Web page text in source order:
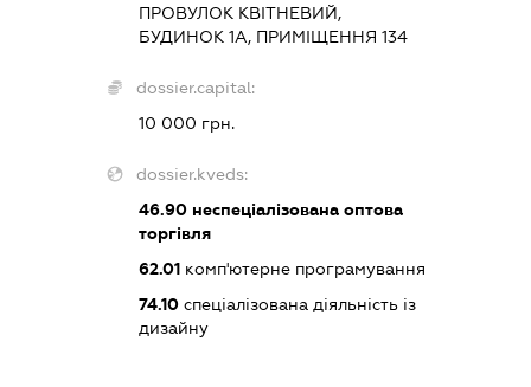
ПРОВУЛОК КВІТНЕВИЙ,
БУДИНОК 1А, ПРИМІЩЕННЯ 134
dossier.capital:
10 000 грн.
dossier.kveds:
46.90неспеціалізована оптова
торгівля
62.01комп'ютерне програмування
74.10спеціалізована діяльність із
дизайну